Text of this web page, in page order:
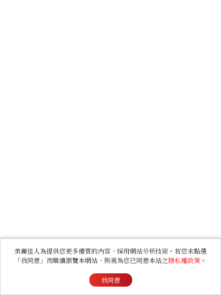
美麗佳人為提供您更多優質的內容，採用網站分析技術。若您未點選
「我同意」而繼續瀏覽本網站，則視為您已同意本站之隱私權政策 。
我同意